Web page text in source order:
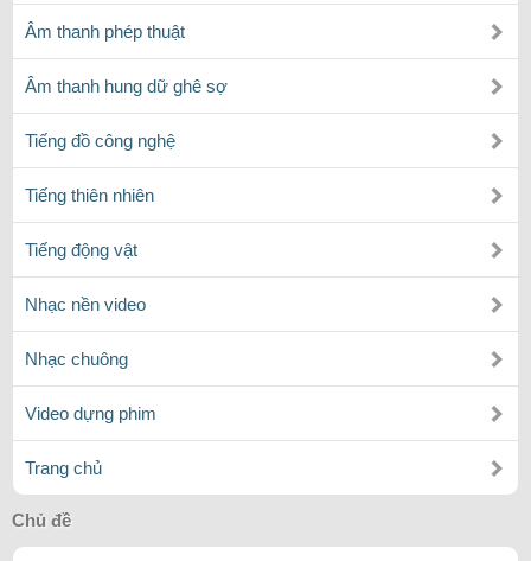
Âm thanh phép thuật
Âm thanh hung dữ ghê sợ
Tiếng đồ công nghệ
Tiếng thiên nhiên
Tiếng động vật
Nhạc nền video
Nhạc chuông
Video dựng phim
Trang chủ
Chủ đề